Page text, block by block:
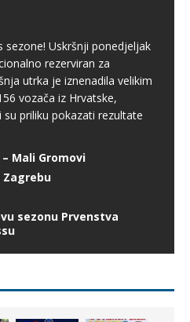
Uskršnji ponedjeljak
rezerviran za
utrka je iznenadila velikim
vozača iz Hrvatske,
priliku pokazati rezultate
Mali Gromovi
Zagrebu
sezonu Prvenstva